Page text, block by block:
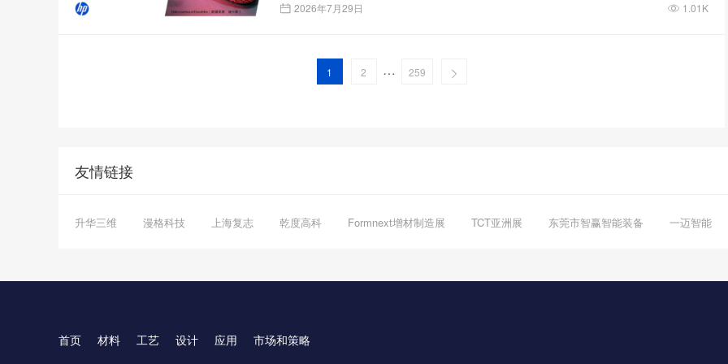
2026年7月29日 1.01K
1 2 … 259
友情链接
升华三维 漫格科技 上海复志 乾度高科 Formnext增材制造展 TCT亚洲展 东莞市智赢智能装备 一迈智能
首页 材料 工艺 设计 应用
市场和策略